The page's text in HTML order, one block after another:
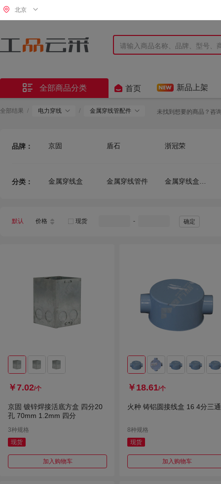
北京
 全部商品分类  首页 新品上架
全部结果 / 电力穿线 / 金属穿线管配件 未找到想要的商品？咨
品牌： 京固 盾石
浙冠荣
西能
VASEN 伟星 泰和安
分类： 金属穿线盒 金属穿线管件
默认 价格 现货 - 确定
￥7.02/个
京固 镀锌焊接活底方盒 四分20
孔 70mm 1.2mm 四分
3种规格
现货
加入购物车
￥18.61/个
火种 铸铝圆接线盒 16 4分三通
8种规格
现货
加入购物车